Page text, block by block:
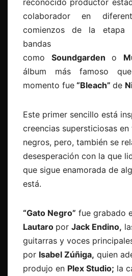
colaborador en
comienzos de la etapa
bandas
como Soundgarden o
álbum más famoso
momento fue “Bleach” de
Este primer sencillo está
creencias supersticiosas
negros, pero, también se
desesperación con la que
que sigue enamorada de
está.
“Gato Negro” fue grabado
Lautaro por Jack Endino,
guitarras y voces
por Isabel Zúñiga, quien
produjo en Plex Studio; la